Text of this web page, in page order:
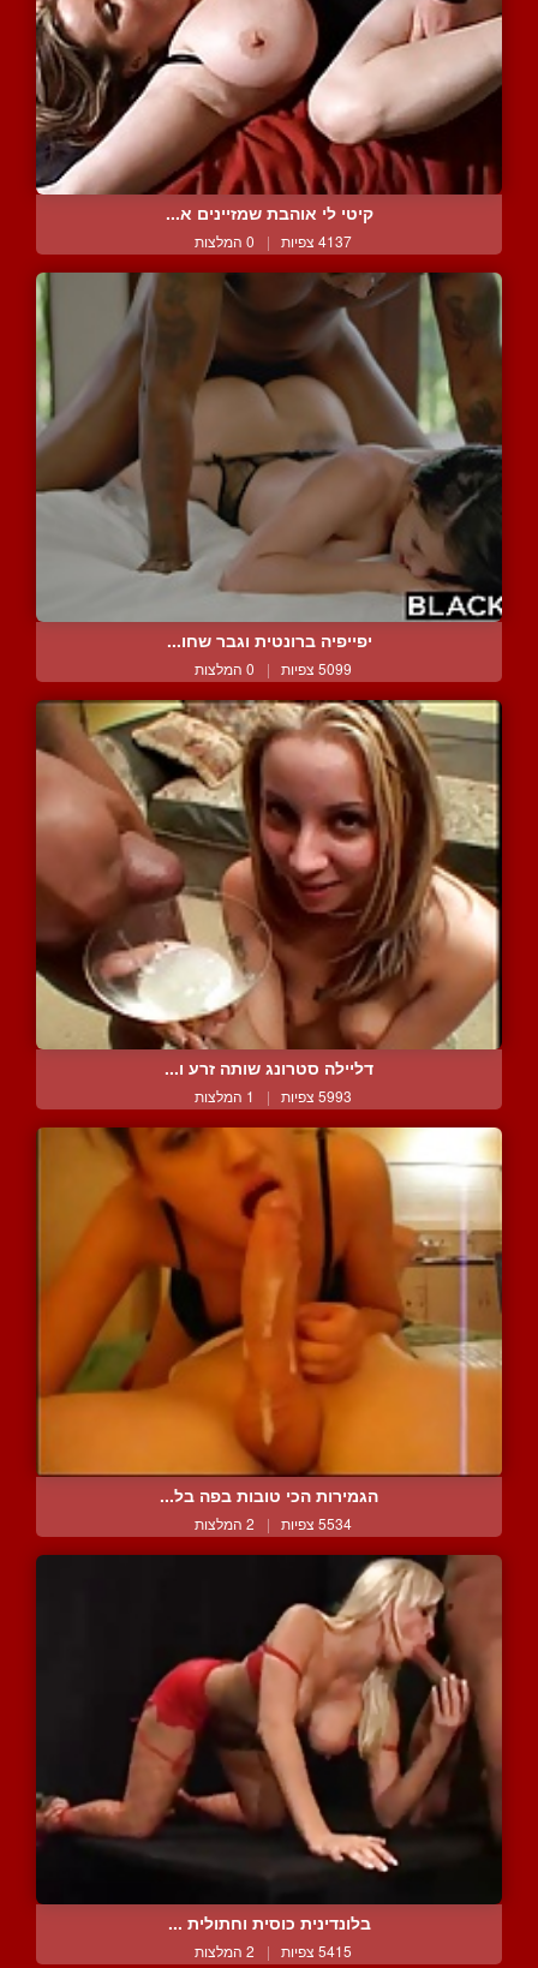
קיטי לי אוהבת שמזיינים א...
4137 צפיות | 0 המלצות
יפייפיה ברונטית וגבר שחו...
5099 צפיות | 0 המלצות
דליילה סטרונג שותה זרע ו...
5993 צפיות | 1 המלצות
הגמירות הכי טובות בפה בל...
5534 צפיות | 2 המלצות
בלונדינית כוסית וחתולית ...
5415 צפיות | 2 המלצות